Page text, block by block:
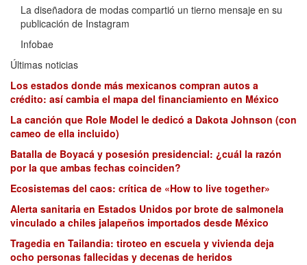
La diseñadora de modas compartió un tierno mensaje en su
publicación de Instagram
Infobae
Últimas noticias
Los estados donde más mexicanos compran autos a
crédito: así cambia el mapa del financiamiento en México
La canción que Role Model le dedicó a Dakota Johnson (con
cameo de ella incluido)
Batalla de Boyacá y posesión presidencial: ¿cuál la razón
por la que ambas fechas coinciden?
Ecosistemas del caos: crítica de «How to live together»
Alerta sanitaria en Estados Unidos por brote de salmonela
vinculado a chiles jalapeños importados desde México
Tragedia en Tailandia: tiroteo en escuela y vivienda deja
ocho personas fallecidas y decenas de heridos